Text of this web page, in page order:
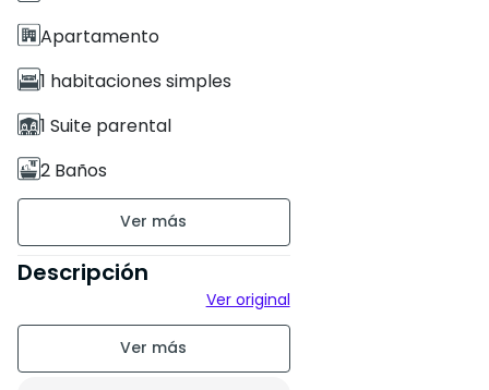
Apartamento
1 habitaciones simples
1 Suite parental
2 Baños
Sin amueblar
Antigüedad de la
construcción : Nueva
Descripción
Ver original